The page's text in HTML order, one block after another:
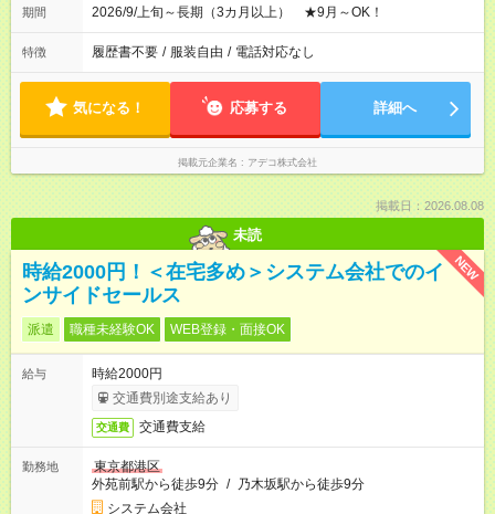
期間 2026/9/上旬～長期（3カ月以上） ★9月～OK！
特徴 履歴書不要 / 服装自由 / 電話対応なし
気になる！ 応募する 詳細へ
掲載元企業名 アデコ株式会社
掲載日：2026.08.08
未読
NEW
時給2000円！＜在宅多め＞システム会社でのイ
ンサイドセールス
派遣 職種未経験OK WEB登録・面接OK
給与
時給2000円
交通費別途支給あり
交通費 交通費支給
勤務地
東京都港区
外苑前駅から徒歩9分 / 乃木坂駅から徒歩9分
システム会社